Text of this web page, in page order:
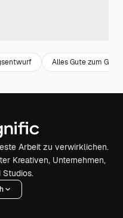
Alles Gute zum
Arbeit zu verwirklichen.
Kreativen, Unternehmen,
Studios.